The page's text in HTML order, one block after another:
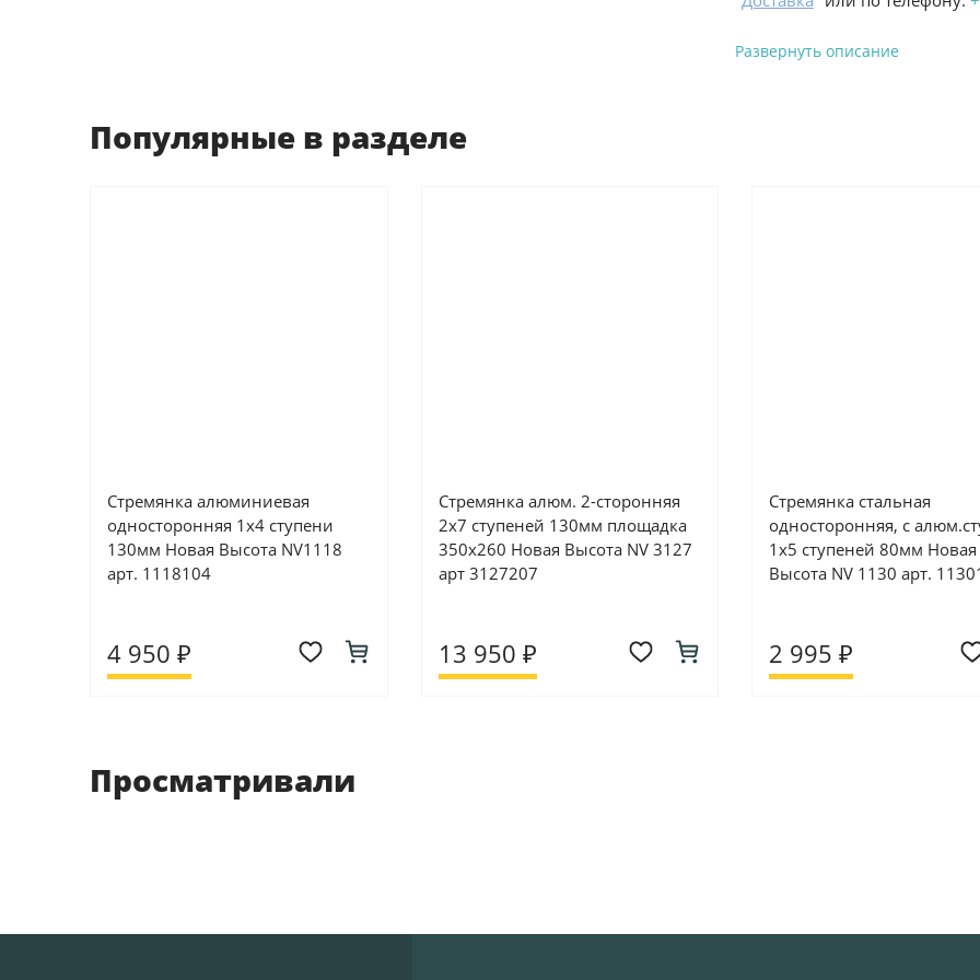
Развернуть описание
Популярные в разделе
Стремянка алюминиевая
односторонняя 1х4 ступени
130мм Новая Высота NV1118
арт. 1118104
4 950 ₽
Стремянка алюм. 2-сторонняя
2х7 ступеней 130мм площадка
350х260 Новая Высота NV 3127
арт 3127207
13 950 ₽
Стремянка стальная
односторонняя, с
1х5 ступеней 80мм Новая
Высота NV 1130 арт.
2 995 ₽
Просматривали